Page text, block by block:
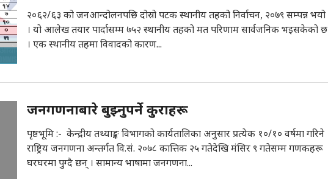
२०६२/६३ को जनआन्दोलनपछि दोस्रो पटक स्थानीय तहको निर्वाचन, २०७९ सम्पन्न भयो
। यो आलेख तयार पार्दासम्म ७५२ स्थानीय तहको मत परिणाम सार्वजनिक भइसकेको छ
। एक स्थानीय तहमा विवादको कारण...
जनगणनाबारे बुझ्नुपर्ने कुराहरू
पृष्ठभूमि :- केन्द्रीय तथ्याङ्क विभागको कार्यतालिका अनुसार प्रत्येक १०/१० वर्षमा गरिने
राष्ट्रिय जनगणना अन्तर्गत वि.सं. २०७८ कात्तिक २५ गतेदेखि मंसिर ९ गतेसम्म गणकहरू
घरघरमा पुग्दै छन् । सामान्य भाषामा जनगणना...